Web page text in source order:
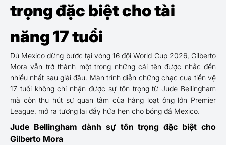
trọng đặc biệt cho tài
năng 17 tuổi
Dù Mexico dừng bước tại vòng 16 đội World Cup 2026, Gilberto
Mora vẫn trở thành một trong những cái tên được nhắc đến
nhiều nhất sau giải đấu. Màn trình diễn chững chạc của tiền vệ
17 tuổi không chỉ nhận được sự tôn trọng từ Jude Bellingham
mà còn thu hút sự quan tâm của hàng loạt ông lớn Premier
League, mở ra tương lai đầy hứa hẹn cho bóng đá Mexico.
Jude Bellingham dành sự tôn trọng đặc biệt cho
Gilberto Mora